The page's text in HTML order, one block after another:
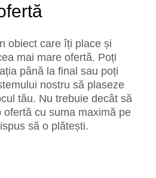
obiect care îți place și
mai mare ofertă. Poți
până la final sau poți
nostru să plaseze
tău. Nu trebuie decât să
ofertă cu suma maximă pe
să o plătești.